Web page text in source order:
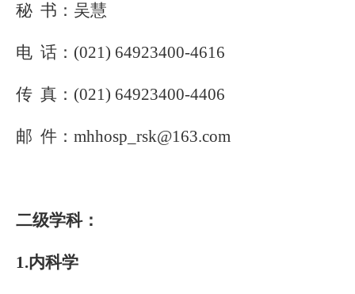
秘 书：吴慧
电 话： (021) 64923400-4616
传 真： (021) 64923400-4406
邮 件： mhhosp_rsk@163.com
二级学科：
1.内科学